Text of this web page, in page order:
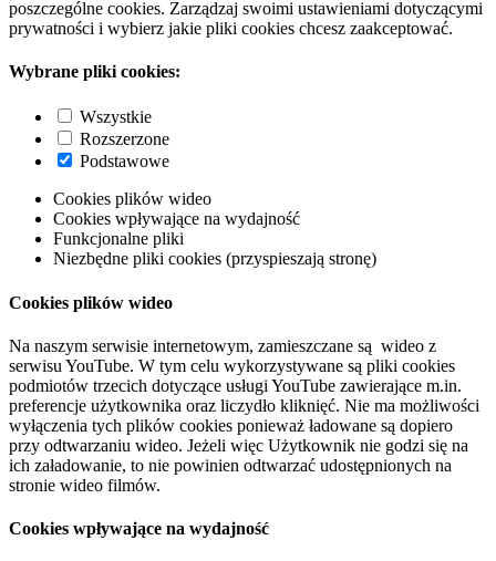
poszczególne cookies. Zarządzaj swoimi ustawieniami dotyczącymi
prywatności i wybierz jakie pliki cookies chcesz zaakceptować.
Wybrane pliki cookies:
Wszystkie
Rozszerzone
Podstawowe
Cookies plików wideo
Cookies wpływające na wydajność
Funkcjonalne pliki
Niezbędne pliki cookies (przyspieszają stronę)
Cookies plików wideo
Na naszym serwisie internetowym, zamieszczane są wideo z
serwisu YouTube. W tym celu wykorzystywane są pliki cookies
podmiotów trzecich dotyczące usługi YouTube zawierające m.in.
preferencje użytkownika oraz liczydło kliknięć. Nie ma możliwości
wyłączenia tych plików cookies ponieważ ładowane są dopiero
przy odtwarzaniu wideo. Jeżeli więc Użytkownik nie godzi się na
ich załadowanie, to nie powinien odtwarzać udostępnionych na
stronie wideo filmów.
Cookies wpływające na wydajność